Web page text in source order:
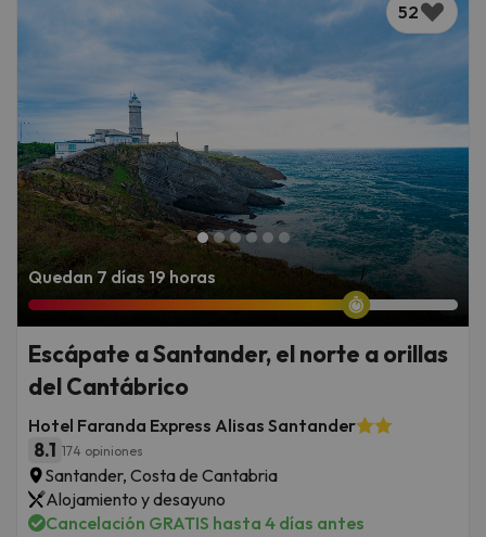
Quedan 7 días 19 horas
52
Escápate a Santander, el norte a orillas
del Cantábrico
Hotel Faranda Express Alisas Santander
8.1 174 opiniones
Santander, Costa de Cantabria
Alojamiento y desayuno
Cancelación GRATIS hasta 4 días antes